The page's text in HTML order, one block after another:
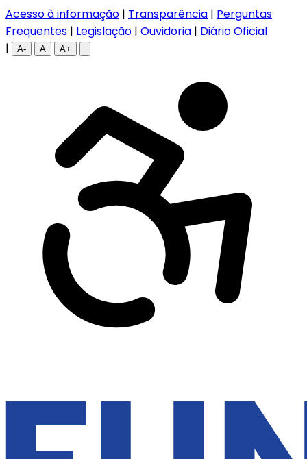
Acesso à informação | Transparência | Perguntas
Frequentes | Legislação | Ouvidoria | Diário Oficial
|
A- A A+